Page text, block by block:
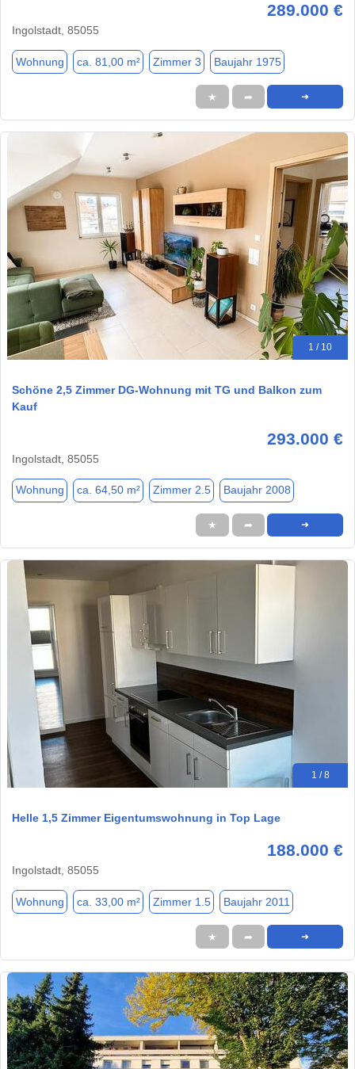
289.000 €
Ingolstadt, 85055
Wohnung ca. 81,00 m² Zimmer 3 Baujahr 1975
★ ➦ ➜
1 / 10
Schöne 2,5 Zimmer DG-Wohnung mit TG und Balkon zum
Kauf
293.000 €
Ingolstadt, 85055
Wohnung ca. 64,50 m² Zimmer 2.5 Baujahr 2008
★ ➦ ➜
1 / 8
Helle 1,5 Zimmer Eigentumswohnung in Top Lage
188.000 €
Ingolstadt, 85055
Wohnung ca. 33,00 m² Zimmer 1.5 Baujahr 2011
★ ➦ ➜